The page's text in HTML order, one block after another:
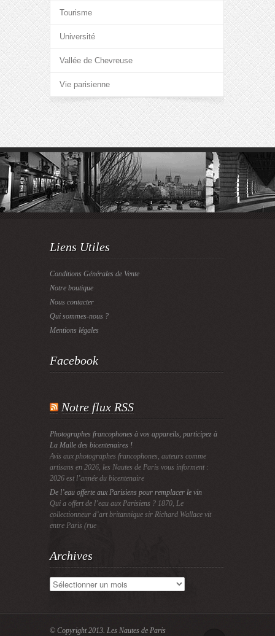
Tourisme
Université
Vallée de Chevreuse
Vie parisienne
Liens Utiles
Conditions Générales de Vente
Notre boutique
Nous contacter
Qui sommes-nous ?
Mentions légales
Facebook
Notre flux RSS
Photographes francophones à vos appareils, participez à
La Malle des bicentenaires !
Avis aux photographes francophones, auteurs comme
artisans en 2026, les Nautes de Paris vous informent :
2026 est l’année du bicentenaire
De l’eau offerte aux Parisiens pour remplacer le vin
Qui a offert de l’eau aux Parisiens ? 1870, Le
collectionneur d’art britannique sir Richard Wallace vit
entre Paris (rue
Archives
Archives
© Copyright 2013. Les Nautes de Paris